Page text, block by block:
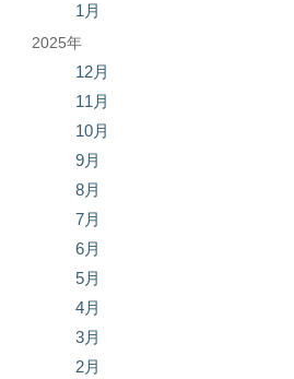
1月
2025年
12月
11月
10月
9月
8月
7月
6月
5月
4月
3月
2月